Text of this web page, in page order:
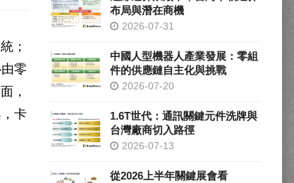
；
零
，
卡
布局與潛在商機
2026-07-31
中國人型機器人產業發展：零組
件的供應鏈自主化與挑戰
2026-07-20
1.6T世代：通訊關鍵元件洗牌與
台灣廠商切入路徑
2026-07-13
從2026上半年關鍵展會看